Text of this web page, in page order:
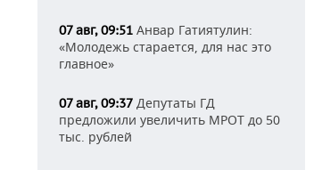
07 авг, 09:51 Анвар Гатиятулин:
«Молодежь старается, для нас это
главное»
07 авг, 09:37 Депутаты ГД
предложили увеличить МРОТ до 50
тыс. рублей